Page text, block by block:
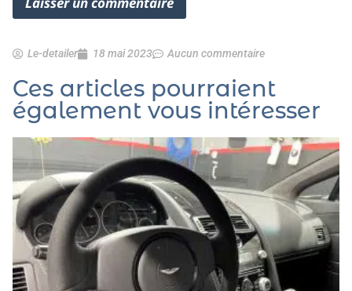
Le-detailer 18 mai 2023 Aucun commentaire
Ces articles pourraient
également vous intéresser